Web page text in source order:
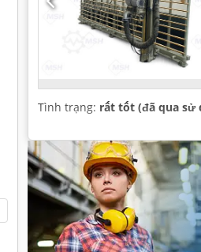
Tình trạng: rất tốt (đã qua sử